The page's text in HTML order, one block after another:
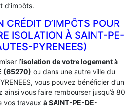
d’impôts.
CRÉDIT D’IMPÔTS POUR
ISOLATION À ‎SAINT-PE-
PYRENEES)
l’isolation de votre logement à
(65270) ou dans une autre ville du
vous pouvez bénéficier d’un
ainsi vous faire rembourser jusqu’à 80
vos travaux à SAINT-PE-DE-